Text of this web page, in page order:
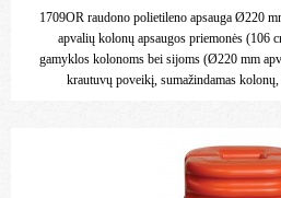
1709OR raudono polietileno apsauga Ø220
apvalių kolonų apsaugos priemonės (106
gamyklos kolonoms bei sijoms (Ø220 mm
krautuvų poveikį, sumažindamas